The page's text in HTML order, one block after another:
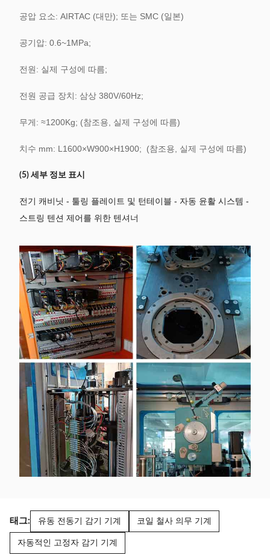
공압 요소: AIRTAC (대만); 또는 SMC (일본)
공기압: 0.6~1MPa;
전원: 실제 구성에 따름;
전원 공급 장치: 삼상 380V/60Hz;
무게: ≈1200Kg; (참조용, 실제 구성에 따름)
치수 mm: L1600×W900×H1900; (참조용, 실제 구성에 따름)
(5) 세부 정보 표시
전기 캐비닛 - 툴링 플레이트 및 턴테이블 - 자동 윤활 시스템 -
스트링 텐션 제어를 위한 텐셔너
태그: 유동 전동기 감기 기계 코일 철사 의무 기계
자동적인 고정자 감기 기계